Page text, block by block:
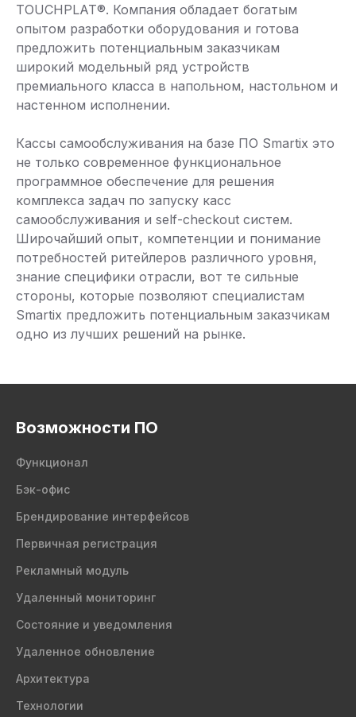
TOUCHPLAT®. Компания обладает богатым
опытом разработки оборудования и готова
предложить потенциальным заказчикам
широкий модельный ряд устройств
премиального класса в напольном, настольном и
настенном исполнении.
Кассы самообслуживания на базе ПО Smartix это
не только современное функциональное
программное обеспечение для решения
комплекса задач по запуску касс
самообслуживания и self-checkout систем.
Широчайший опыт, компетенции и понимание
потребностей ритейлеров различного уровня,
знание специфики отрасли, вот те сильные
стороны, которые позволяют специалистам
Smartix предложить потенциальным заказчикам
одно из лучших решений на рынке.
Возможности ПО
Функционал
Бэк-офис
Брендирование интерфейсов
Первичная регистрация
Рекламный модуль
Удаленный мониторинг
Состояние и уведомления
Удаленное обновление
Архитектура
Технологии